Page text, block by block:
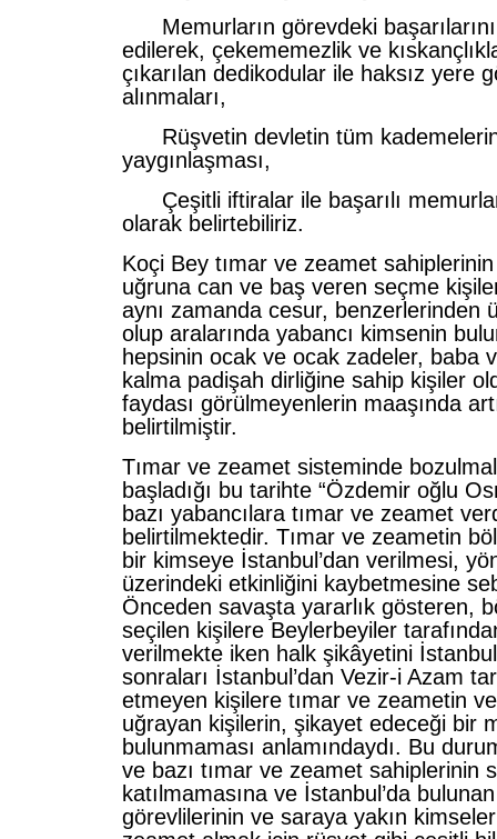
Memurların görevdeki
edilerek, çekememezlik ve
çıkarılan dedikodular ile haksız yere
alınmaları,
Rüşvetin devletin tüm
yaygınlaşması,
Çeşitli iftiralar ile başarılı
olarak belirtebiliriz.
Koçi Bey tımar ve zeamet
uğruna can ve baş veren seçme
aynı zamanda cesur, benzerlerinden
olup aralarında yabancı kimsenin
hepsinin ocak ve ocak zadeler, baba
kalma padişah dirliğine sahip kişiler
faydası görülmeyenlerin maaşında
belirtilmiştir.
Tımar ve zeamet sisteminde
başladığı bu tarihte “Özdemir oğlu
bazı yabancılara tımar ve zeamet
belirtilmektedir. Tımar ve zeametin
bir kimseye İstanbul’dan verilmesi,
üzerindeki etkinliğini kaybetmesine
Önceden savaşta yararlık gösteren,
seçilen kişilere Beylerbeyiler
verilmekte iken halk şikâyetini
sonraları İstanbul’dan Vezir-i Azam
etmeyen kişilere tımar ve zeametin
uğrayan kişilerin, şikayet edeceği bir
bulunmaması anlamındaydı. Bu
ve bazı tımar ve zeamet sahiplerinin
katılmamasına ve İstanbul’da
görevlilerinin ve saraya yakın